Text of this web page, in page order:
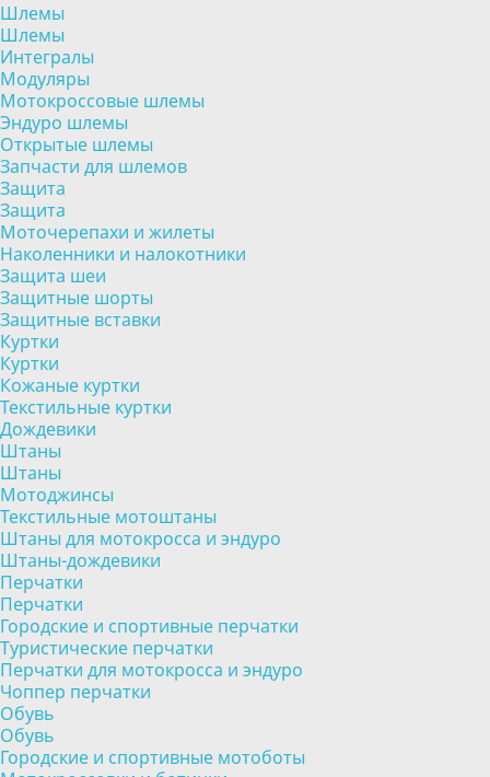
Шлемы
Шлемы
Интегралы
Модуляры
Мотокроссовые шлемы
Эндуро шлемы
Открытые шлемы
Запчасти для шлемов
Защита
Защита
Моточерепахи и жилеты
Наколенники и налокотники
Защита шеи
Защитные шорты
Защитные вставки
Куртки
Куртки
Кожаные куртки
Текстильные куртки
Дождевики
Штаны
Штаны
Мотоджинсы
Текстильные мотоштаны
Штаны для мотокросса и эндуро
Штаны-дождевики
Перчатки
Перчатки
Городские и спортивные перчатки
Туристические перчатки
Перчатки для мотокросса и эндуро
Чоппер перчатки
Обувь
Обувь
Городские и спортивные мотоботы